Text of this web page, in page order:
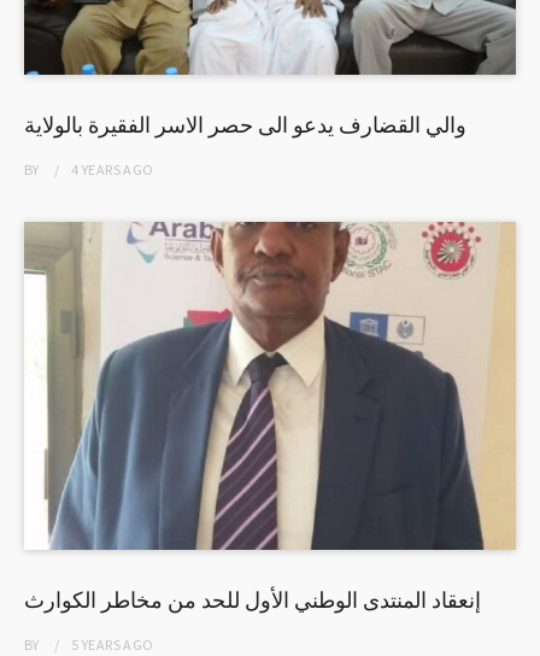
والي القضارف يدعو الى حصر الاسر الفقيرة بالولاية
BY 4 YEARSAGO
إنعقاد المنتدى الوطني الأول للحد من مخاطر الكوارث
BY 5 YEARSAGO